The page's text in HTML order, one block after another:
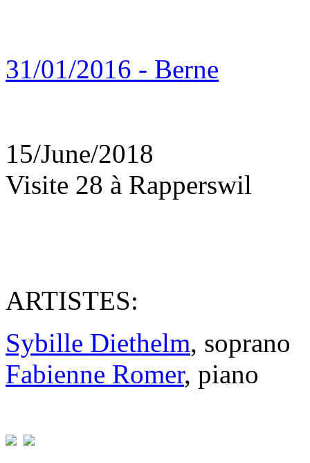
31/01/2016 - Berne
15/June/2018
Visite 28 à Rapperswil
ARTISTES:
Sybille Diethelm, soprano
Fabienne Romer, piano